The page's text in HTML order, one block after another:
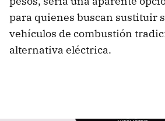
para quienes buscan sustituir
vehículos de combustión
alternativa eléctrica.